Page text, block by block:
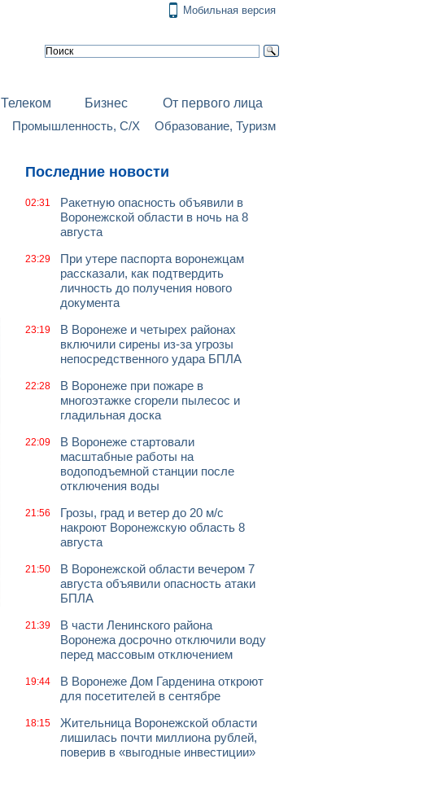
Мобильная версия
Телеком Бизнес
От первого лица
Промышленность, С/Х Образование, Туризм
Последние новости
02:31
Ракетную опасность объявили в
Воронежской области в ночь на 8
августа
23:29
При утере паспорта воронежцам
рассказали, как подтвердить
личность до получения нового
документа
23:19
В Воронеже и четырех районах
включили сирены из-за угрозы
непосредственного удара БПЛА
22:28
В Воронеже при пожаре в
многоэтажке сгорели пылесос и
гладильная доска
22:09
В Воронеже стартовали
масштабные работы на
водоподъемной станции после
отключения воды
21:56
Грозы, град и ветер до 20 м/с
накроют Воронежскую область 8
августа
21:50
В Воронежской области вечером 7
августа объявили опасность атаки
БПЛА
21:39
В части Ленинского района
Воронежа досрочно отключили воду
перед массовым отключением
19:44
В Воронеже Дом Гарденина откроют
для посетителей в сентябре
18:15
Жительница Воронежской области
лишилась почти миллиона рублей,
поверив в «выгодные инвестиции»